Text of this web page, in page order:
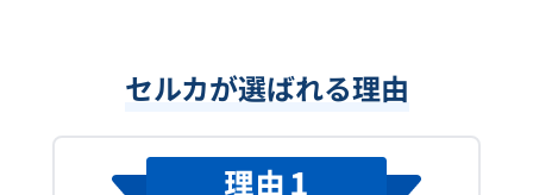
セルカが選ばれる理由